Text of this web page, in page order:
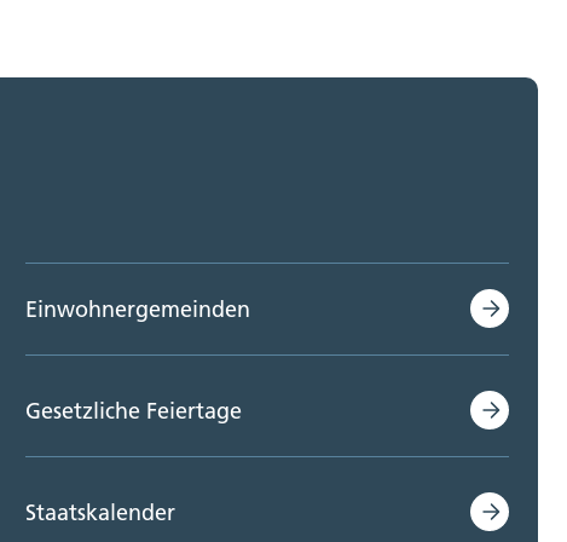
Einwohnergemeinden
Gesetzliche Feiertage
Staatskalender